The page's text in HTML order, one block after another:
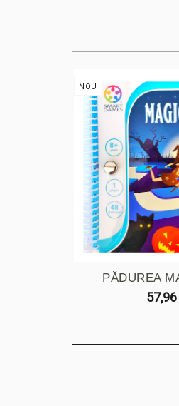
NOU
PĂDUREA